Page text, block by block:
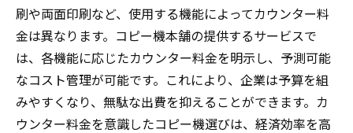
刷や両面印刷など、使用する機能によってカウンター料
金は異なります。コピー機本舗の提供するサービスで
は、各機能に応じたカウンター料金を明示し、予測可能
なコスト管理が可能です。これにより、企業は予算を組
みやすくなり、無駄な出費を抑えることができます。カ
ウンター料金を意識したコピー機選びは、経済効率を高